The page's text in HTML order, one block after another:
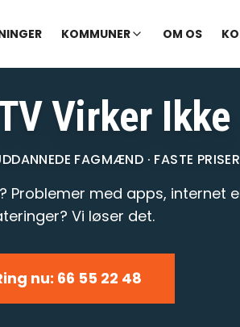
KOMMUNER OM OS
Virker Ikke
FAGMÆND · FASTE PRISER
Problemer med apps, internet
Vi løser det.
nu: 66 55 22 48